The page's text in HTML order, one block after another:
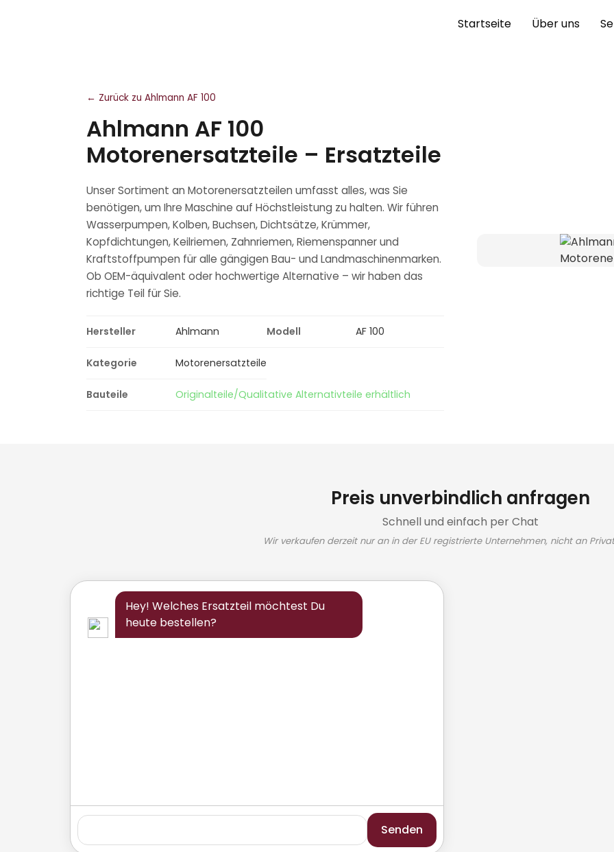
Startseite Über uns
← Zurück zu Ahlmann AF 100
Ahlmann AF 100
Motorenersatzteile – Ersatzteile
Unser Sortiment an Motorenersatzteilen umfasst alles, was Sie
benötigen, um Ihre Maschine auf Höchstleistung zu halten. Wir führen
Wasserpumpen, Kolben, Buchsen, Dichtsätze, Krümmer,
Kopfdichtungen, Keilriemen, Zahnriemen, Riemenspanner und
Kraftstoffpumpen für alle gängigen Bau- und Landmaschinenmarken.
Ob OEM-äquivalent oder hochwertige Alternative – wir haben das
richtige Teil für Sie.
Hersteller Ahlmann Modell AF 100
Kategorie Motorenersatzteile
Bauteile Originalteile/Qualitative Alternativteile erhältlich
Preis unverbindlich anfragen
Schnell und einfach per Chat
Wir verkaufen derzeit nur an in der EU registrierte Unternehmen, nicht an
Hey! Welches Ersatzteil möchtest Du
heute bestellen?
Senden